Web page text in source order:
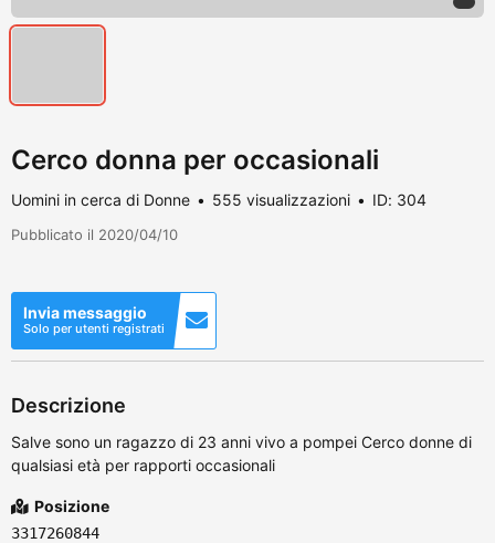
Cerco donna per occasionali
Uomini in cerca di Donne 555 visualizzazioni ID: 304
Pubblicato il 2020/04/10
Invia messaggio
Solo per utenti registrati
Descrizione
Salve sono un ragazzo di 23 anni vivo a pompei Cerco donne di
qualsiasi età per rapporti occasionali
Posizione
3317260844